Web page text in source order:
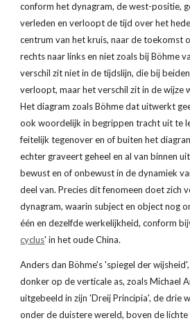
conform het dynagram, de west-positie,
verleden en verloopt de tijd over het
centrum van het kruis, naar de toekomst
rechts naar links en niet zoals bij Böhme
verschil zit niet in de tijdslijn, die bij
verloopt, maar het verschil zit in de wijze
Het diagram zoals Böhme dat uitwerkt
ook woordelijk in begrippen tracht uit te
feitelijk tegenover en of buiten het
echter graveert geheel en al van binnen
bewust en of onbewust in de dynamiek
deel van. Precies dit fenomeen doet zich
dynagram, waarin subject en object nog
één en dezelfde werkelijkheid, conform
cyclus' in het oude China.
Anders dan Böhme's 'spiegel der
donker op de verticale as, zoals Michael
uitgebeeld in zijn 'Dreij Principia', de drie
onder de duistere wereld, boven de